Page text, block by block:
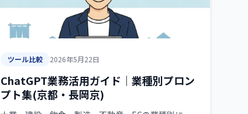
ツール比較 2026年5月22日
ChatGPT業務活用ガイド｜業種別プロン
プト集(京都・長岡京)